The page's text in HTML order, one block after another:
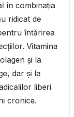
în combinația
ridicat de
întărirea
Vitamina
și la
dar și la
liberi
cronice.